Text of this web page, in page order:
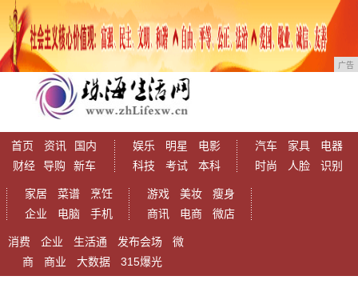
广告
首页 资讯
国内
财经
导购 新车
娱乐 明星
电影
科技
考试 本科
汽车 家具
电器
时尚
人脸 识别
家居 菜谱
烹饪
企业
电脑 手机
游戏 美妆
瘦身
商讯
电商 微店
消费 企业 生活通 发布会场
微
商
商业 大数据 315爆光